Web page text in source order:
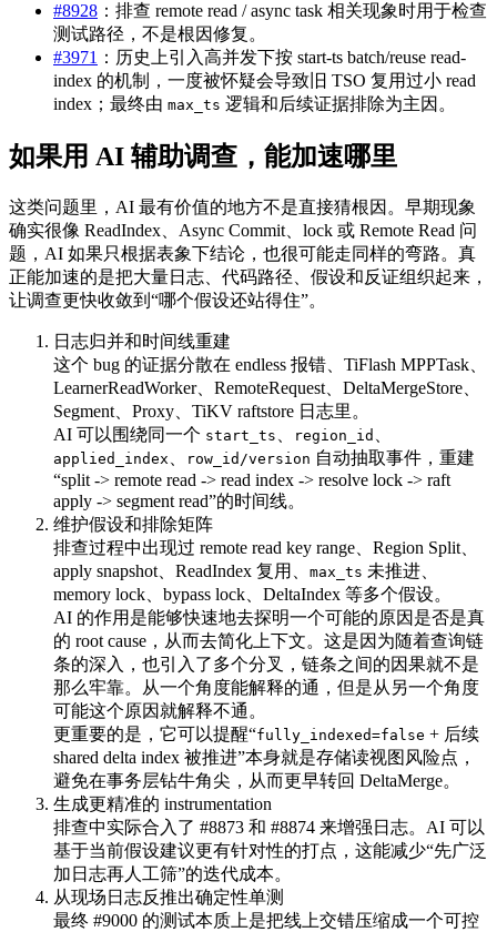
#8928 ：排查 remote read / async task 相关现象时用于检查
测试路径，不是根因修复。
#3971 ：历史上引入高并发下按 start-ts batch/reuse read-
index 的机制，一度被怀疑会导致旧 TSO 复用过小 read
index；最终由 max_ts 逻辑和后续证据排除为主因。
如果用 AI 辅助调查，能加速哪里
这类问题里，AI 最有价值的地方不是直接猜根因。早期现象
确实很像 ReadIndex、Async Commit、lock 或 Remote Read 问
题，AI 如果只根据表象下结论，也很可能走同样的弯路。真
正能加速的是把大量日志、代码路径、假设和反证组织起来，
让调查更快收敛到“哪个假设还站得住”。
日志归并和时间线重建
这个 bug 的证据分散在 endless 报错、TiFlash MPPTask、
LearnerReadWorker、RemoteRequest、DeltaMergeStore、
Segment、Proxy、TiKV raftstore 日志里。
AI 可以围绕同一个 start_ts region_id
applied_index row_id/version 自动抽取事件，重建
“split -> remote read -> read index -> resolve lock -> raft
apply -> segment read”的时间线。
维护假设和排除矩阵
排查过程中出现过 remote read key range、Region Split、
apply snapshot、ReadIndex 复用、 max_ts 未推进、
memory lock、bypass lock、DeltaIndex 等多个假设。
AI 的作用是能够快速地去探明一个可能的原因是否是真
的 root cause，从而去简化上下文。这是因为随着查询链
条的深入，也引入了多个分叉，链条之间的因果就不是
那么牢靠。从一个角度能解释的通，但是从另一个角度
可能这个原因就解释不通。
更重要的是，它可以提醒“fully_indexed=false + 后续
shared delta index 被推进”本身就是存储读视图风险点，
避免在事务层钻牛角尖，从而更早转回 DeltaMerge。
生成更精准的 instrumentation
排查中实际合入了 #8873 和 #8874 来增强日志。AI 可以
基于当前假设建议更有针对性的打点，这能减少“先广泛
加日志再人工筛”的迭代成本。
从现场日志反推出确定性单测
最终 #9000 的测试本质上是把线上交错压缩成一个可控